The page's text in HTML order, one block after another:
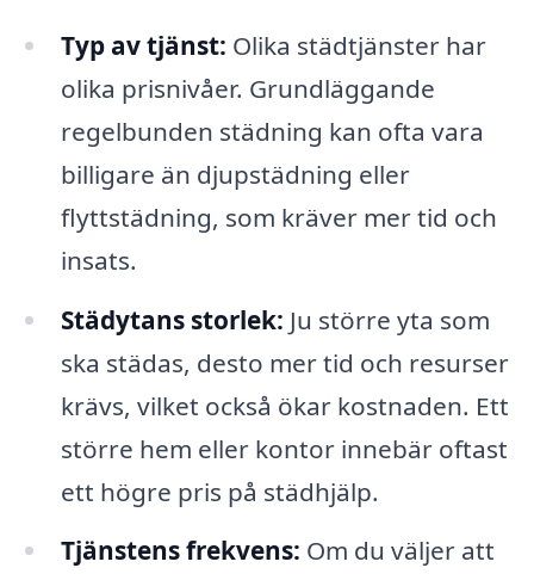
Typ av tjänst: Olika städtjänster har
olika prisnivåer. Grundläggande
regelbunden städning kan ofta vara
billigare än djupstädning eller
flyttstädning, som kräver mer tid och
insats.
Städytans storlek: Ju större yta som
ska städas, desto mer tid och resurser
krävs, vilket också ökar kostnaden. Ett
större hem eller kontor innebär oftast
ett högre pris på städhjälp.
Tjänstens frekvens: Om du väljer att